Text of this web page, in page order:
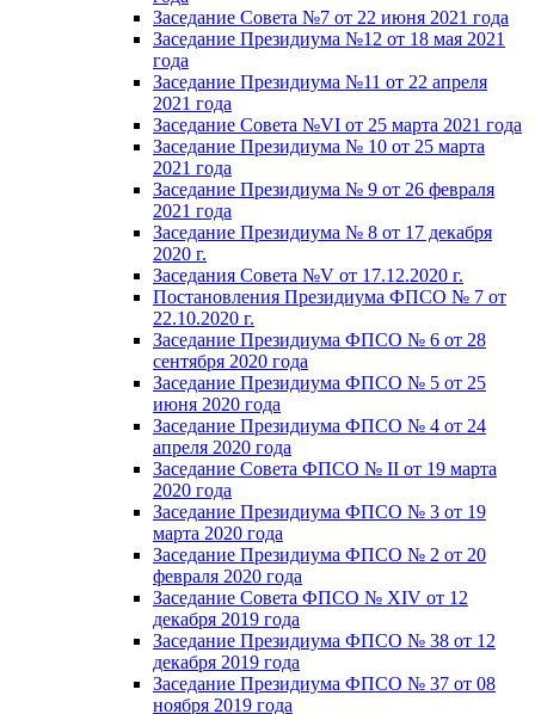
Заседание Совета №7 от 22 июня 2021 года
Заседание Президиума №12 от 18 мая 2021
года
Заседание Президиума №11 от 22 апреля
2021 года
Заседание Совета №VI от 25 марта 2021 года
Заседание Президиума № 10 от 25 марта
2021 года
Заседание Президиума № 9 от 26 февраля
2021 года
Заседание Президиума № 8 от 17 декабря
2020 г.
Заседания Совета №V от 17.12.2020 г.
Постановления Президиума ФПСО № 7 от
22.10.2020 г.
Заседание Президиума ФПСО № 6 от 28
сентября 2020 года
Заседание Президиума ФПСО № 5 от 25
июня 2020 года
Заседание Президиума ФПСО № 4 от 24
апреля 2020 года
Заседание Совета ФПСО № II от 19 марта
2020 года
Заседание Президиума ФПСО № 3 от 19
марта 2020 года
Заседание Президиума ФПСО № 2 от 20
февраля 2020 года
Заседание Совета ФПСО № XIV от 12
декабря 2019 года
Заседание Президиума ФПСО № 38 от 12
декабря 2019 года
Заседание Президиума ФПСО № 37 от 08
ноября 2019 года